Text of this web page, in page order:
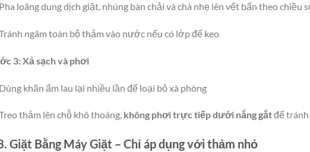
Pha loãng dung dịch giặt, nhúng bàn chải và chà nhẹ lên vết bẩn theo chiều
ngâm toàn bộ thảm vào nước nếu có lớp đế keo
3: Xả sạch và phơi
Dùng khăn ẩm lau lại nhiều lần để loại bỏ xà phòng
thảm lên chỗ khô thoáng, không phơi trực tiếp dưới nắng gắtđể tránh
Giặt Bằng Máy Giặt – Chỉ áp dụng với thảm nhỏ